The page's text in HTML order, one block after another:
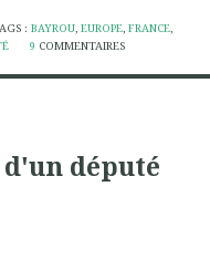
:BAYROU,EUROPE,FRANCE,
9 COMMENTAIRES
député